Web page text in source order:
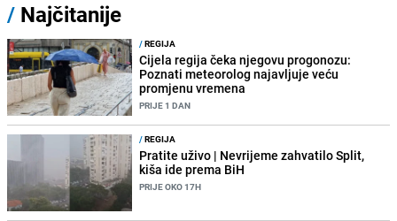
/ Najčitanije
/REGIJA
Cijela regija čeka njegovu progonozu:
Poznati meteorolog najavljuje veću
promjenu vremena
PRIJE 1 DAN
/REGIJA
Pratite uživo | Nevrijeme zahvatilo Split,
kiša ide prema BiH
PRIJE OKO 17H